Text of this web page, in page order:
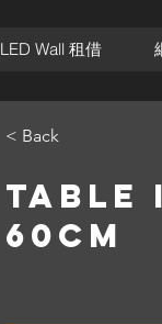
LED Wall 租借
< Back
TABLE
60CM